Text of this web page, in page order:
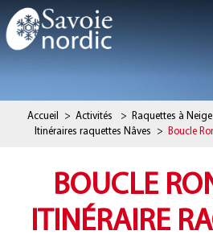
Accueil > Activités > Raquettes à Neige
Itinéraires raquettes Nâves
> Boucle
BOUCLE
ITINÉRAIRE